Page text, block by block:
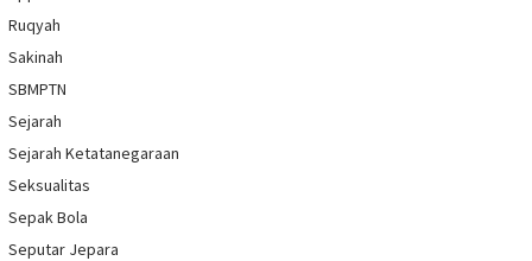
Ruqyah
Sakinah
SBMPTN
Sejarah
Sejarah Ketatanegaraan
Seksualitas
Sepak Bola
Seputar Jepara